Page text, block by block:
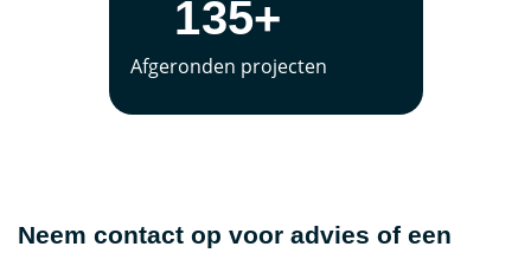
135+
Afgeronden projecten
Neem contact op voor advies of een